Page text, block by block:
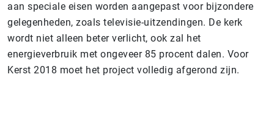
aan speciale eisen worden aangepast voor bijzondere
gelegenheden, zoals televisie-uitzendingen. De kerk
wordt niet alleen beter verlicht, ook zal het
energieverbruik met ongeveer 85 procent dalen. Voor
Kerst 2018 moet het project volledig afgerond zijn.